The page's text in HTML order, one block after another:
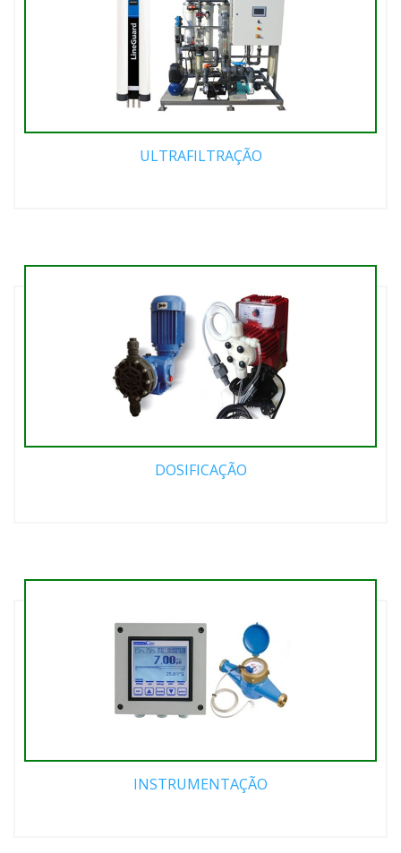
ULTRAFILTRAÇÃO
DOSIFICAÇÃO
INSTRUMENTAÇÃO